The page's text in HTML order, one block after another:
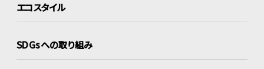
エコスタイル
SDGsへの取り組み